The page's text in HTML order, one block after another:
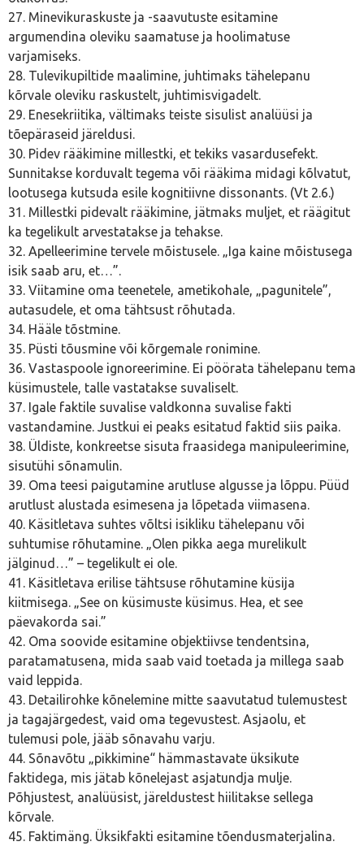
27. Minevikuraskuste ja -saavutuste esitamine
argumendina oleviku saamatuse ja hoolimatuse
varjamiseks.
28. Tulevikupiltide maalimine, juhtimaks tähelepanu
kõrvale oleviku raskustelt, juhtimisvigadelt.
29. Enesekriitika, vältimaks teiste sisulist analüüsi ja
tõepäraseid järeldusi.
30. Pidev rääkimine millestki, et tekiks vasardusefekt.
Sunnitakse korduvalt tegema või rääkima midagi kõlvatut,
lootusega kutsuda esile kognitiivne dissonants. (Vt 2.6.)
31. Millestki pidevalt rääkimine, jätmaks muljet, et räägitut
ka tegelikult arvestatakse ja tehakse.
32. Apelleerimine tervele mõistusele. „Iga kaine mõistusega
isik saab aru, et…”.
33. Viitamine oma teenetele, ametikohale, „pagunitele”,
autasudele, et oma tähtsust rõhutada.
34. Hääle tõstmine.
35. Püsti tõusmine või kõrgemale ronimine.
36. Vastaspoole ignoreerimine. Ei pöörata tähelepanu tema
küsimustele, talle vastatakse suvaliselt.
37. Igale faktile suvalise valdkonna suvalise fakti
vastandamine. Justkui ei peaks esitatud faktid siis paika.
38. Üldiste, konkreetse sisuta fraasidega manipuleerimine,
sisutühi sõnamulin.
39. Oma teesi paigutamine arutluse algusse ja lõppu. Püüd
arutlust alustada esimesena ja lõpetada viimasena.
40. Käsitletava suhtes võltsi isikliku tähelepanu või
suhtumise rõhutamine. „Olen pikka aega murelikult
jälginud…” – tegelikult ei ole.
41. Käsitletava erilise tähtsuse rõhutamine küsija
kiitmisega. „See on küsimuste küsimus. Hea, et see
päevakorda sai.”
42. Oma soovide esitamine objektiivse tendentsina,
paratamatusena, mida saab vaid toetada ja millega saab
vaid leppida.
43. Detailirohke kõnelemine mitte saavutatud tulemustest
ja tagajärgedest, vaid oma tegevustest. Asjaolu, et
tulemusi pole, jääb sõnavahu varju.
44. Sõnavõtu „pikkimine“ hämmastavate üksikute
faktidega, mis jätab kõnelejast asjatundja mulje.
Põhjustest, analüüsist, järeldustest hiilitakse sellega
kõrvale.
45. Faktimäng. Üksikfakti esitamine tõendusmaterjalina.